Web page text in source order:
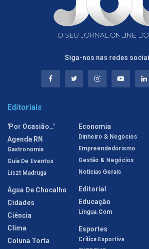
Siga-nos nas redes
Editoriais
'Por Ocasião…'
Agenda RN
Gastronomia
Guia De Eventos
Liszt Madruga
Água De Chocalho
Cidades
Ciência
Clima
Coluna Torta
Economia
Dinheiro & Negócios
Empreendedorismo
Gestão & Negócios
Notícias Gerais
Editorial
Educação
Língua.com
Esportes
Crítica Esportiva